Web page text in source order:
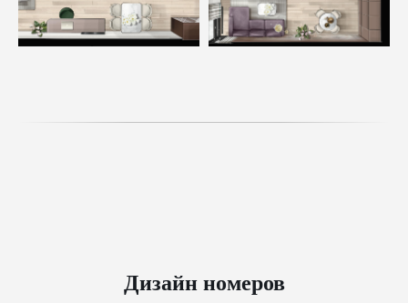
Дизайн номеров